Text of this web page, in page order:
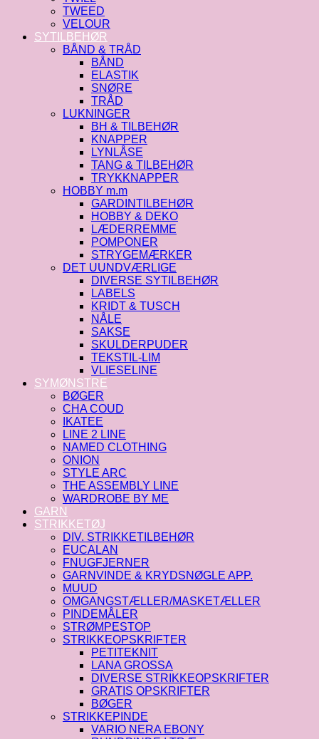
TWEED
VELOUR
SYTILBEHØR
BÅND & TRÅD
BÅND
ELASTIK
SNØRE
TRÅD
LUKNINGER
BH & TILBEHØR
KNAPPER
LYNLÅSE
TANG & TILBEHØR
TRYKKNAPPER
HOBBY m.m
GARDINTILBEHØR
HOBBY & DEKO
LÆDERREMME
POMPONER
STRYGEMÆRKER
DET UUNDVÆRLIGE
DIVERSE SYTILBEHØR
LABELS
KRIDT & TUSCH
NÅLE
SAKSE
SKULDERPUDER
TEKSTIL-LIM
VLIESELINE
SYMØNSTRE
BØGER
CHA COUD
IKATEE
LINE 2 LINE
NAMED CLOTHING
ONION
STYLE ARC
THE ASSEMBLY LINE
WARDROBE BY ME
GARN
STRIKKETØJ
DIV. STRIKKETILBEHØR
EUCALAN
FNUGFJERNER
GARNVINDE & KRYDSNØGLE APP.
MUUD
OMGANGSTÆLLER/MASKETÆLLER
PINDEMÅLER
STRØMPESTOP
STRIKKEOPSKRIFTER
PETITEKNIT
LANA GROSSA
DIVERSE STRIKKEOPSKRIFTER
GRATIS OPSKRIFTER
BØGER
STRIKKEPINDE
VARIO NERA EBONY